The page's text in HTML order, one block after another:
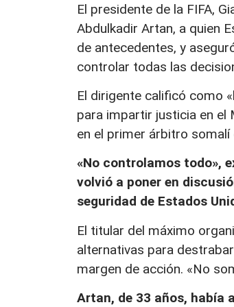
El presidente de la FIFA,
Abdulkadir Artan, a quien
de antecedentes, y
controlar todas las
El dirigente calificó como
para impartir justicia en el
en el primer árbitro somalí
«No controlamos todo»,
volvió a poner en
seguridad de Estados
El titular del máximo
alternativas para
margen de acción. «No
Artan, de 33 años, había